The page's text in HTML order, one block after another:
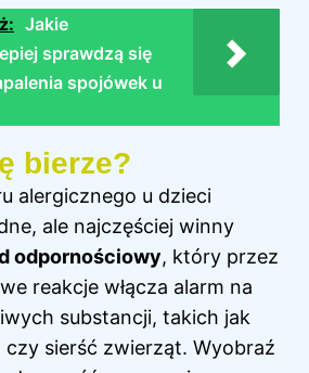
Jakie
sprawdzą się
spojówek u
bierze?
alergicznego u dzieci
ale najczęściej winny
odpornościowy, który przez
reakcje włącza alarm na
substancji, takich jak
czy sierść zwierząt. Wyobraź